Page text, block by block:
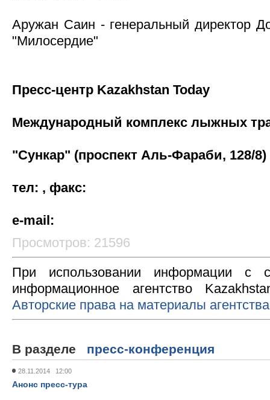
Аружан Саин - генеральный директор
"Милосердие"
Пресс-центр Kazakhstan Today
Международный комплекс лыжных
"Сункар" (проспект Аль-Фараби, 128/8)
тел: , факс:
e-mail:
Просмотров: 21596
При использовании информации с
информационное агентство
Авторские права на материалы
В разделе пресс-конференция
28.11.2014 12:00
Анонс пресс-тура